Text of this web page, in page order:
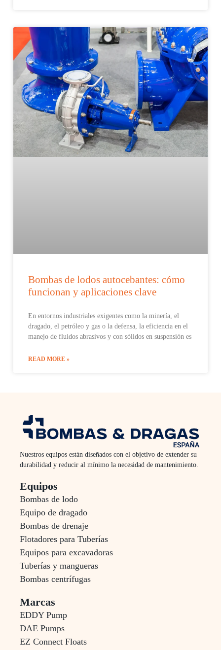
Bombas de lodos autocebantes: cómo
funcionan y aplicaciones clave
En entornos industriales exigentes como la minería, el
dragado, el petróleo y gas o la defensa, la eficiencia en el
manejo de fluidos abrasivos y con sólidos en suspensión es
READ MORE »
Nuestros equipos están diseñados con el objetivo de extender su
durabilidad y reducir al mínimo la necesidad de mantenimiento.
Equipos
Bombas de lodo
Equipo de dragado
Bombas de drenaje
Flotadores para Tuberías
Equipos para excavadoras
Tuberías y mangueras
Bombas centrífugas
Marcas
EDDY Pump
DAE Pumps
EZ Connect Floats